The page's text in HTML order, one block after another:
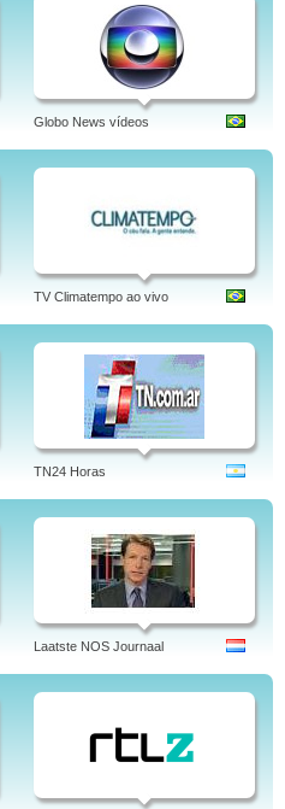
Globo News vídeos
TV Climatempo ao vivo
TN24 Horas
Laatste NOS Journaal